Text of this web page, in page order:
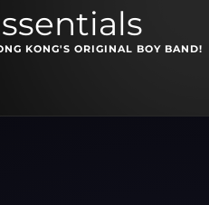
KONG'S ORIGINAL BOY BAND!